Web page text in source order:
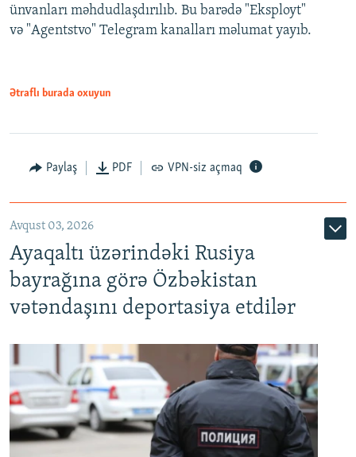
ünvanları məhdudlaşdırılıb. Bu barədə "Eksployt"
və "Agentstvo" Telegram kanalları məlumat yayıb.
Ətraflı burada oxuyun
Paylaş PDF VPN-siz açmaq
Avqust 03, 2026
Ayaqaltı üzərindəki Rusiya
bayrağına görə Özbəkistan
vətəndaşını deportasiya etdilər